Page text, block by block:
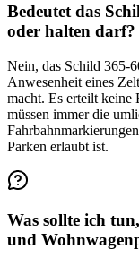
Bedeutet das
oder halten darf?
Nein, das Schild 365-
Anwesenheit eines
macht. Es erteilt keine
müssen immer die
Parken erlaubt ist.
Was sollte ich
und